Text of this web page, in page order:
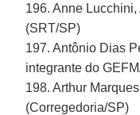
196. Anne
(SRT/SP)
197. Antônio Dias
integrante do
198. Arthur
(Corregedoria/SP)